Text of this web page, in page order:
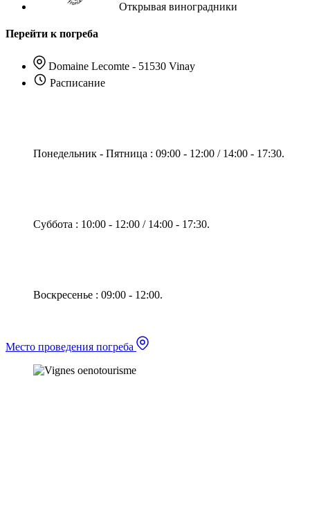
Открывая виноградники
Перейти к погреба
Domaine Lecomte - 51530 Vinay
Расписание
Понедельник - Пятница : 09:00 - 12:00 / 14:00 - 17:30.
Суббота : 10:00 - 12:00 / 14:00 - 17:30.
Воскресенье : 09:00 - 12:00.
Место проведения погреба